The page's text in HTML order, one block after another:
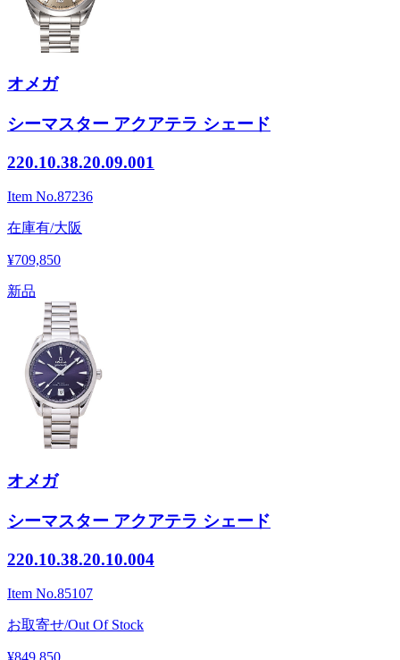
オメガ
シーマスター アクアテラ シェード
220.10.38.20.09.001
Item No.87236
在庫有/大阪
¥709,850
新品
オメガ
シーマスター アクアテラ シェード
220.10.38.20.10.004
Item No.85107
お取寄せ/Out Of Stock